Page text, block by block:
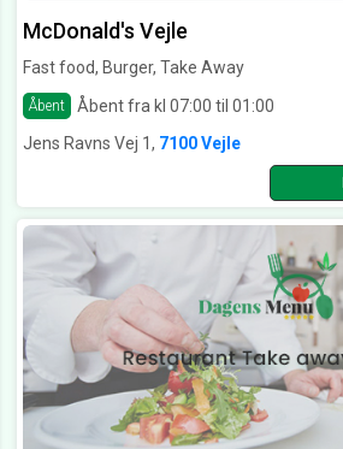
McDonald's Vejle
Fast food, Burger, Take Away
Åbent
Åbent fra kl 07:00 til 01:00
Jens Ravns Vej 1, 7100 Vejle